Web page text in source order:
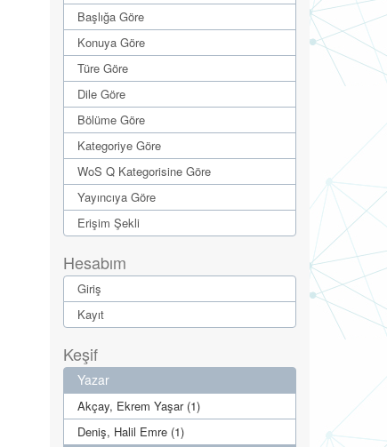
Başlığa Göre
Konuya Göre
Türe Göre
Dile Göre
Bölüme Göre
Kategoriye Göre
WoS Q Kategorisine Göre
Yayıncıya Göre
Erişim Şekli
Hesabım
Giriş
Kayıt
Keşif
Yazar
Akçay, Ekrem Yaşar (1)
Deniş, Halil Emre (1)